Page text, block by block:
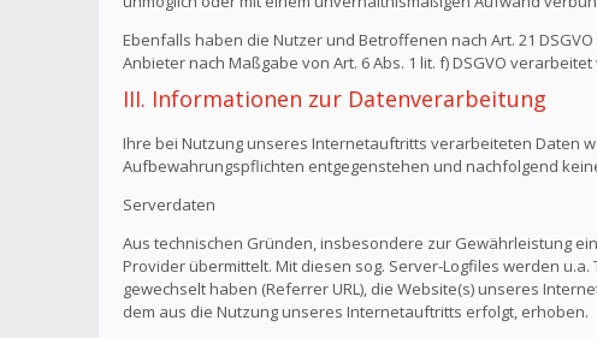
Ebenfalls haben die Nutzer und Betroffenen nach Art. 21
Anbieter nach Maßgabe von Art. 6 Abs. 1 lit. f) DSGVO
III. Informationen zur Datenverarbeitung
Ihre bei Nutzung unseres Internetauftritts verarbeiteten Daten
Aufbewahrungspflichten entgegenstehen und nachfolgend
Serverdaten
Aus technischen Gründen, insbesondere zur Gewährleistung
Provider übermittelt. Mit diesen sog. Server-Logfiles werden
gewechselt haben (Referrer URL), die Website(s) unseres
dem aus die Nutzung unseres Internetauftritts erfolgt, erhoben.